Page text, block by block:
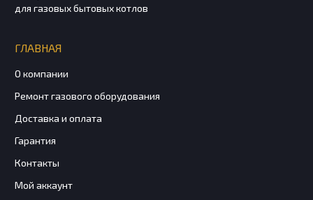
для газовых бытовых котлов
ГЛАВНАЯ
О компании
Ремонт газового оборудования
Доставка и оплата
Гарантия
Контакты
Мой аккаунт